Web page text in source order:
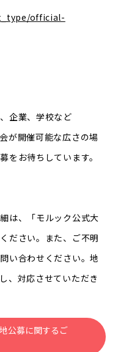
official-
企業、学校など
が開催可能な広さの場
をお待ちしています。
は、「モルック公式大
ださい。また、ご不明
い合わせください。地
、対応させていただき
公募に関するご